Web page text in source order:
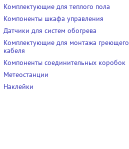
Комплектующие для теплого пола
Компоненты шкафа управления
Датчики для систем обогрева
Комплектующие для монтажа греющего
кабеля
Компоненты соединительных коробок
Метеостанции
Наклейки